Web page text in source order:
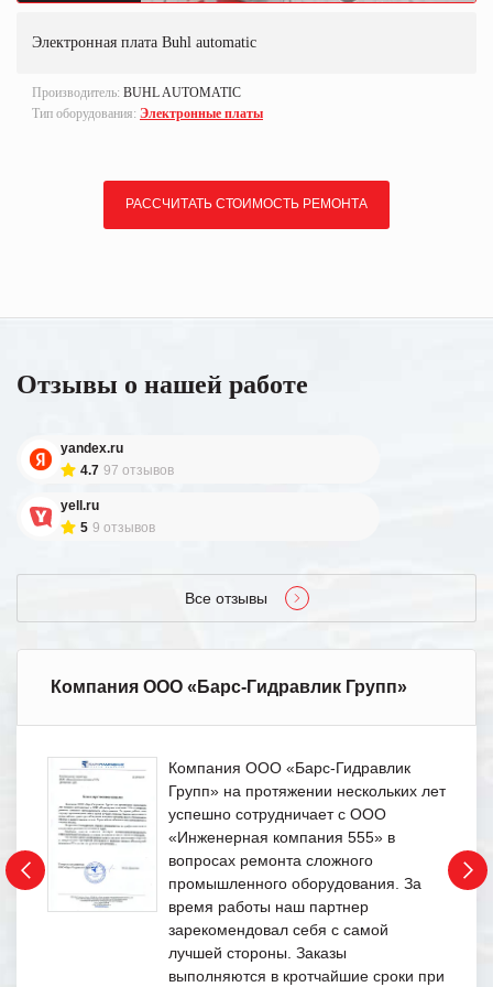
Электронная плата Buhl automatic
Производитель: BUHL AUTOMATIC
Тип оборудования: Электронные платы
РАССЧИТАТЬ СТОИМОСТЬ РЕМОНТА
Отзывы о нашей работе
yandex.ru
4.7 97 отзывов
yell.ru
5 9 отзывов
Все отзывы
Компания ООО «Барс-Гидравлик Групп»
Компания ООО «Барс-Гидравлик
Групп» на протяжении нескольких лет
успешно сотрудничает с ООО
«Инженерная компания 555» в
вопросах ремонта сложного
промышленного оборудования. За
время работы наш партнер
зарекомендовал себя с самой
лучшей стороны. Заказы
выполняются в кротчайшие сроки при